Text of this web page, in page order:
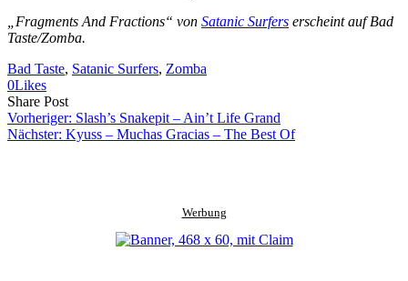
„Fragments And Fractions“ von Satanic Surfers erscheint auf Bad
Taste/Zomba.
Bad Taste, Satanic Surfers, Zomba
0Likes
Share PostShare
on
Facebook
Copy
URL
to
Send
Link
via
Vorheriger: Slash’s Snakepit – Ain’t Life Grand
Nächster: Kyuss – Muchas Gracias – The Best Of
Werbung